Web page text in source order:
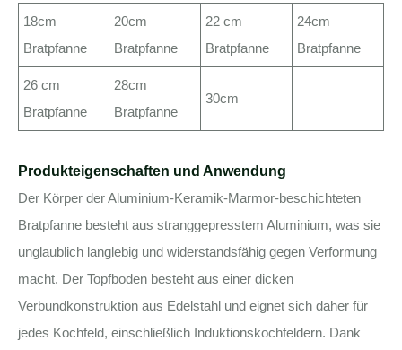
18cm
Bratpfanne
20cm
Bratpfanne
22 cm
Bratpfanne
24cm
Bratpfanne
26 cm
Bratpfanne
28cm
Bratpfanne
30cm
Produkteigenschaften und Anwendung
Der Körper der Aluminium-Keramik-Marmor-beschichteten
Bratpfanne besteht aus stranggepresstem Aluminium, was sie
unglaublich langlebig und widerstandsfähig gegen Verformung
macht. Der Topfboden besteht aus einer dicken
Verbundkonstruktion aus Edelstahl und eignet sich daher für
jedes Kochfeld, einschließlich Induktionskochfeldern. Dank